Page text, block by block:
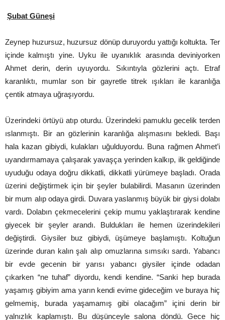
Şubat Güneşi
Zeynep huzursuz, huzursuz dönüp duruyordu yattığı koltukta. Ter
içinde kalmıştı yine. Uyku ile uyanıklık arasında deviniyorken
Ahmet derin, derin uyuyordu. Sıkıntıyla gözlerini açtı. Etraf
karanlıktı, mumlar son bir gayretle titrek ışıkları ile karanlığa
çentik atmaya uğraşıyordu.
Üzerindeki örtüyü atıp oturdu. Üzerindeki pamuklu gecelik terden
ıslanmıştı. Bir an gözlerinin karanlığa alışmasını bekledi. Başı
hala kazan gibiydi, kulakları uğulduyordu. Buna rağmen Ahmet’i
uyandırmamaya çalışarak yavaşça yerinden kalkıp, ilk geldiğinde
uyuduğu odaya doğru dikkatli, dikkatli yürümeye başladı. Orada
üzerini değiştirmek için bir şeyler bulabilirdi. Masanın üzerinden
bir mum alıp odaya girdi. Duvara yaslanmış büyük bir giysi dolabı
vardı. Dolabın çekmecelerini çekip mumu yaklaştırarak kendine
giyecek bir şeyler arandı. Buldukları ile hemen üzerindekileri
değiştirdi. Giysiler buz gibiydi, üşümeye başlamıştı. Koltuğun
üzerinde duran kalın şalı alıp omuzlarına sımsıkı sardı. Yabancı
bir evde gecenin bir yarısı yabancı giysiler içinde odadan
çıkarken “ne tuhaf” diyordu, kendi kendine. “Sanki hep burada
yaşamış gibiyim ama yarın kendi evime gideceğim ve buraya hiç
gelmemiş, burada yaşamamış gibi olacağım” içini derin bir
yalnızlık kaplamıştı. Bu düşünceyle salona döndü. Gece hiç